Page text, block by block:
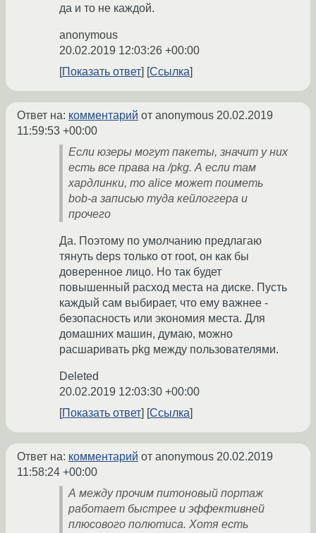
да и то не каждой.
anonymous
20.02.2019 12:03:26 +00:00
Показать ответ
Ссылка
Ответ на: комментарий от anonymous 20.02.2019
11:59:53 +00:00
Если юзеры могут пакеты, значит у них
есть все права на /pkg. А если там
хардлинки, то alice может поиметь
bob-а записью туда кейлоггера и
прочего
Да. Поэтому по умолчанию предлагаю
тянуть deps только от root, он как бы
доверенное лицо. Но так будет
повышенный расход места на диске. Пусть
каждый сам выбирает, что ему важнее -
безопасность или экономия места. Для
домашних машин, думаю, можно
расшаривать pkg между пользователями.
Deleted
20.02.2019 12:03:30 +00:00
Показать ответ
Ссылка
Ответ на: комментарий от anonymous 20.02.2019
11:58:24 +00:00
А между прочим питоновый портаж
работает быстрее и эффективней
плюсового полютиса. Хотя есть